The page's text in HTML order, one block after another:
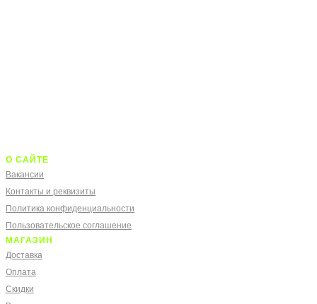
О САЙТЕ
Вакансии
Контакты и реквизиты
Политика конфиденциальности
Пользовательское соглашение
МАГАЗИН
Доставка
Оплата
Скидки